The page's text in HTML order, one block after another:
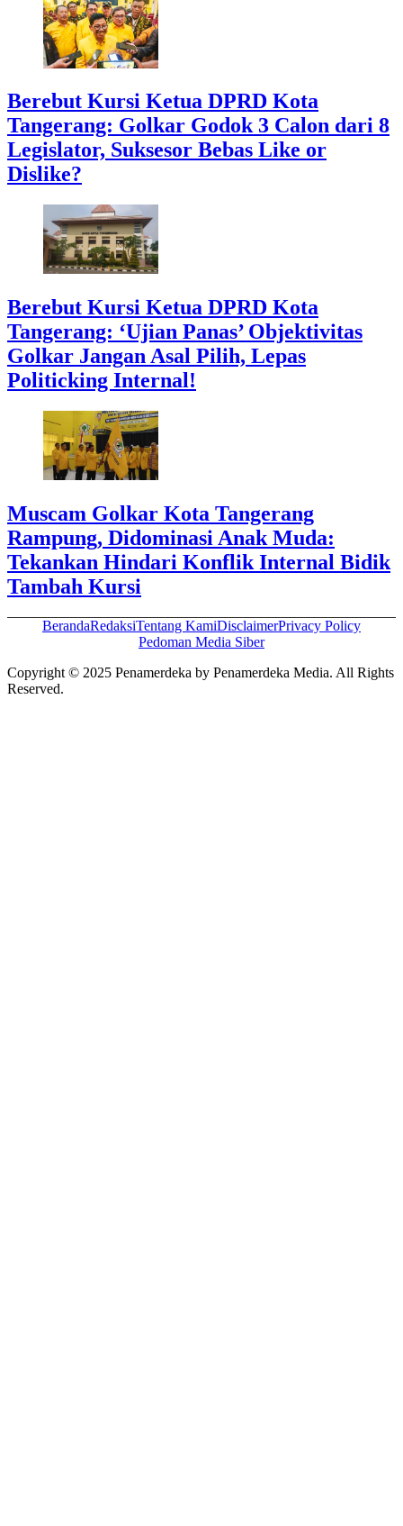
Berebut Kursi Ketua DPRD Kota
Tangerang: Golkar Godok 3 Calon dari 8
Legislator, Suksesor Bebas Like or
Dislike?
Berebut Kursi Ketua DPRD Kota
Tangerang: ‘Ujian Panas’ Objektivitas
Golkar Jangan Asal Pilih, Lepas
Politicking Internal!
Muscam Golkar Kota Tangerang
Rampung, Didominasi Anak Muda:
Tekankan Hindari Konflik Internal Bidik
Tambah Kursi
BerandaRedaksiTentang KamiDisclaimerPrivacy Policy
Pedoman Media Siber
Copyright © 2025 Penamerdeka by Penamerdeka Media. All Rights
Reserved.